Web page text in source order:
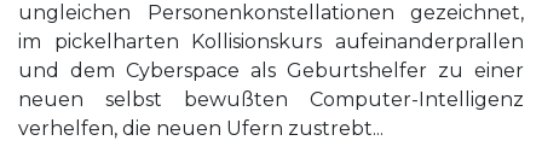
ungleichen Personenkonstellationen gezeichnet,
im pickelharten Kollisionskurs aufeinanderprallen
und dem Cyberspace als Geburtshelfer zu einer
neuen selbst­ bewußten Computer-Intelligenz
verhelfen, die neuen Ufern zustrebt...